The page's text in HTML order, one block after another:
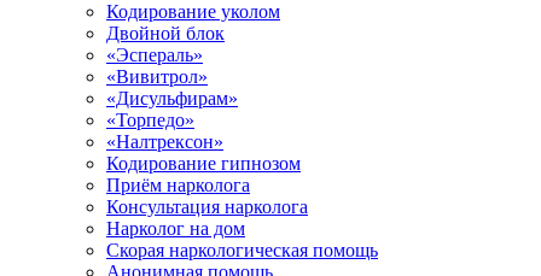
Кодирование уколом
Двойной блок
«Эспераль»
«Вивитрол»
«Дисульфирам»
«Торпедо»
«Налтрексон»
Кодирование гипнозом
Приём нарколога
Консультация нарколога
Нарколог на дом
Скорая наркологическая помощь
Анонимная помощь